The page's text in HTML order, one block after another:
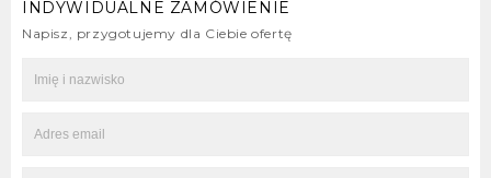
INDYWIDUALNE ZAMÓWIENIE
Napisz, przygotujemy dla Ciebie ofertę